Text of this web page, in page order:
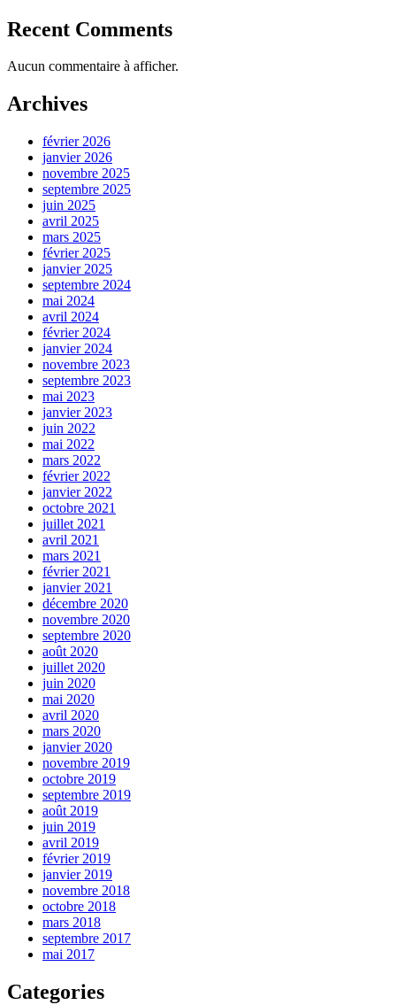
Recent Comments
Aucun commentaire à afficher.
Archives
février 2026
janvier 2026
novembre 2025
septembre 2025
juin 2025
avril 2025
mars 2025
février 2025
janvier 2025
septembre 2024
mai 2024
avril 2024
février 2024
janvier 2024
novembre 2023
septembre 2023
mai 2023
janvier 2023
juin 2022
mai 2022
mars 2022
février 2022
janvier 2022
octobre 2021
juillet 2021
avril 2021
mars 2021
février 2021
janvier 2021
décembre 2020
novembre 2020
septembre 2020
août 2020
juillet 2020
juin 2020
mai 2020
avril 2020
mars 2020
janvier 2020
novembre 2019
octobre 2019
septembre 2019
août 2019
juin 2019
avril 2019
février 2019
janvier 2019
novembre 2018
octobre 2018
mars 2018
septembre 2017
mai 2017
Categories